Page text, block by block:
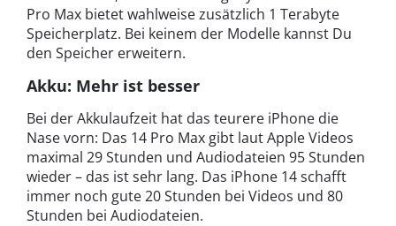
Pro Max bietet wahlweise zusätzlich 1 Terabyte
Speicherplatz. Bei keinem der Modelle kannst Du
den Speicher erweitern.
Akku: Mehr ist besser
Bei der Akkulaufzeit hat das teurere iPhone die
Nase vorn: Das 14 Pro Max gibt laut Apple Videos
maximal 29 Stunden und Audiodateien 95 Stunden
wieder – das ist sehr lang. Das iPhone 14 schafft
immer noch gute 20 Stunden bei Videos und 80
Stunden bei Audiodateien.